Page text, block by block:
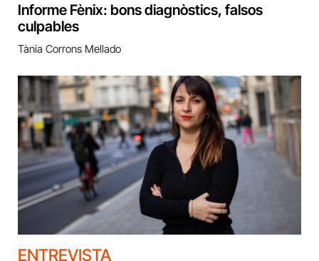
Informe Fènix: bons diagnòstics, falsos
culpables
Tània Corrons Mellado
ENTREVISTA